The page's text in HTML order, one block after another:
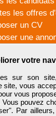
votre
sur son
site, vous
vous
pouvez
Par
les offres
un CV
une